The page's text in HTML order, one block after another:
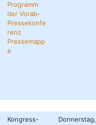
Programm
der Vorab-
Pressekonfe
renz
Pressemapp
e
Kongress-
Donnerstag,